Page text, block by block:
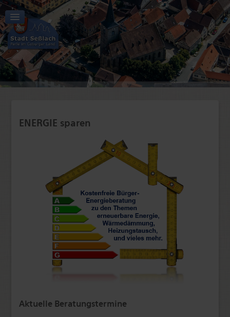
Aktuelles | Start
Wirtschaft | Verkehr
ENERGIE sparen
Aktuelle Beratungstermine